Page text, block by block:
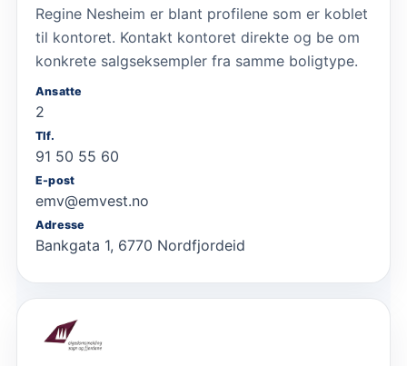
Regine Nesheim er blant profilene som er koblet
til kontoret. Kontakt kontoret direkte og be om
konkrete salgseksempler fra samme boligtype.
Ansatte
2
Tlf.
91 50 55 60
E-post
emv@emvest.no
Adresse
Bankgata 1, 6770 Nordfjordeid